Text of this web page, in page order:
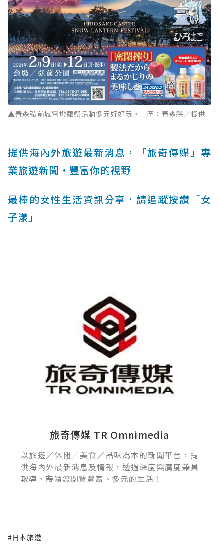
▲青森弘前城雪燈籠祭活動多元好好玩。 圖：青森縣／提供
提供海內外旅遊最新消息，「旅奇傳媒」專
業旅遊新聞‧豐富你的視野
最棒的女性生活資訊分享，請追蹤按讚「女
子漾」
旅奇傳媒 TR Omnimedia
以旅遊／休閒／美食／品味為本的新聞平台，提
供海內外最新消息及情報，透過深度與廣度兼具
報導，帶領您閱覽豐富、多元的生活！
#日本旅遊